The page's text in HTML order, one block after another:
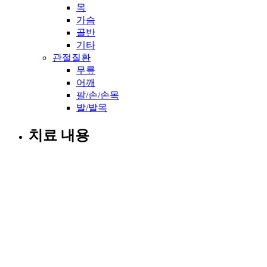
목
가슴
골반
기타
관절질환
무릎
어깨
팔/손/손목
발/발목
치료 내용